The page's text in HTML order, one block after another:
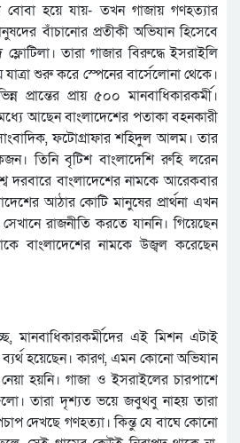
বোবা হয়ে যায়- তখন গাজায় গণহত্যার
বাঁচানোর প্রতীকী অভিযান হিসেবে
তারা গাজার বিরুদ্ধে ইসরাইলি
শুরু করে স্পেনের বার্সেলোনা থেকে।
প্রান্তের প্রায় ৫০০ মানবাধিকারকর্মী।
আছেন বাংলাদেশের পতাকা বহনকারী
ফটোগ্রাফার শহিদুল আলম। তার
তিনি বৃটিশ বাংলাদেশি রুহি লরেন
দরবারে বাংলাদেশের নামকে আরেকবার
আঠার কোটি মানুষের প্রার্থনা এখন
রাজনীতি করতে যাননি। গিয়েছেন
বাংলাদেশের নামকে উজ্বল করেছেন
মানবাধিকারকর্মীদের এই মিশন এটাই
ব্যর্থ হয়েছেন। কারণ, এমন কোনো অভিযান
হয়নি। গাজা ও ইসরাইলের চারপাশে
তারা দৃশ্যত ভয়ে জবুথবু নাহয় তারা
দেখছে গণহত্যা। কিন্তু যে বাঘে কোনো